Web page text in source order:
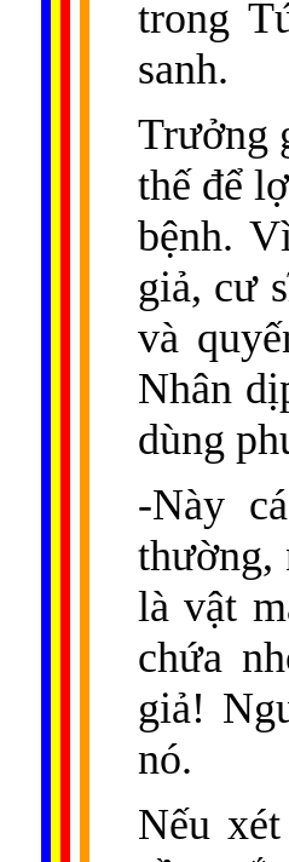
trong
sanh.
Trưởng
thế để
bệnh.
giả, cư
và
Nhân
dùng
-Này
thường,
là vật
chứa
giả!
nó.
Nếu